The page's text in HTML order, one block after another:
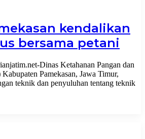
kendalikan
bersama petani
Dinas Ketahanan Pangan dan
Pamekasan, Jawa Timur,
teknik dan penyuluhan tentang teknik